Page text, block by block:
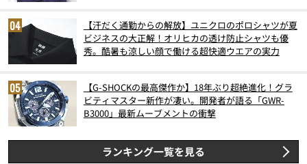
【汗だく通勤からの解放】ユニクロのポロシャツが夏
ビジネスの大正解！オリヒカの透け防止シャツも優
秀。酷暑も涼しい顔で働ける超快適ウエアの実力
【G-SHOCKの最高傑作か】18年ぶり超絶進化！グラ
ビティマスター新作が凄い。開発者が語る「GWR-
B3000」最新ムーブメントの衝撃
ランキング一覧を見る